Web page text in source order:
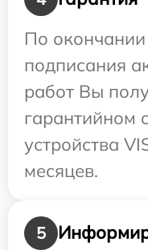
По
подписания
работ Вы
гарантийном
устройства
месяцев.
5